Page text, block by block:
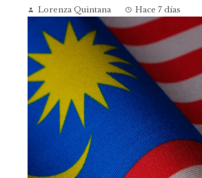
Lorenza Quintana Hace 7 días